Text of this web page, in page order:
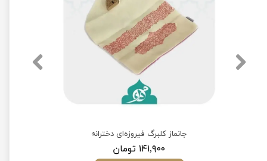
جانماز کلبرگ فیروزه‌ای دخترانه
۱۴۱,۹۰۰ تومان